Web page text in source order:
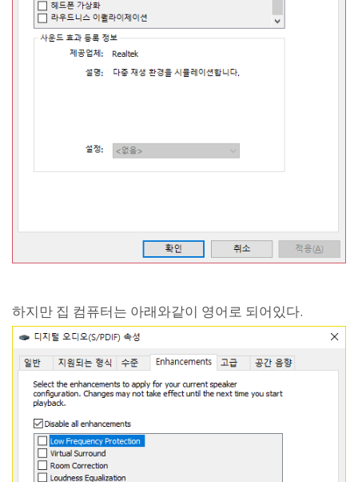
하지만 집 컴퓨터는 아래와같이 영어로 되어있다.